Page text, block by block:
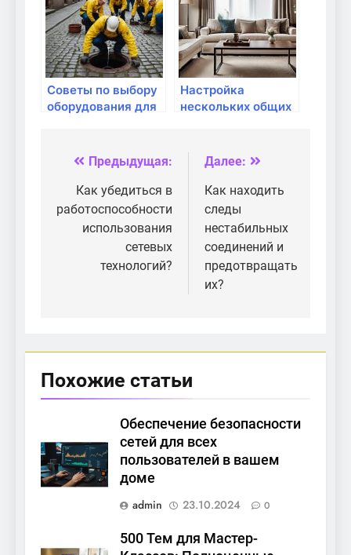
Советы по выбору
оборудования для
Настройка
нескольких общих
Навигация
по
записям
Предыдущая:
Как убедиться в
работоспособности
использования
сетевых
технологий?
Далее:
Как находить
следы
нестабильных
соединений и
предотвращать
их?
Похожие статьи
Обеспечение безопасности
сетей для всех
пользователей в вашем
доме
admin
23.10.2024 0
500 Тем для Мастер-